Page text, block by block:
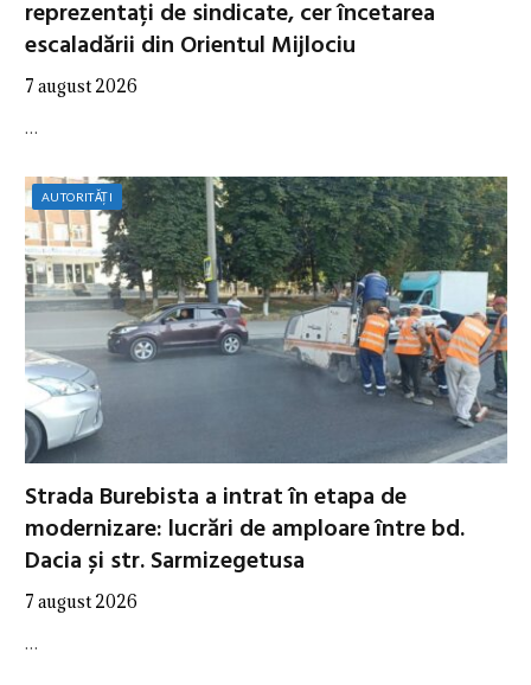
reprezentați de sindicate, cer încetarea
escaladării din Orientul Mijlociu
7 august 2026
…
AUTORITĂȚI
Strada Burebista a intrat în etapa de
modernizare: lucrări de amploare între bd.
Dacia și str. Sarmizegetusa
7 august 2026
…